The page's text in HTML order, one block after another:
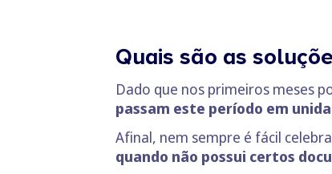
Quais são as
Dado que nos primeiros meses
passam este período em
Afinal, nem sempre é fácil
quando não possui certos